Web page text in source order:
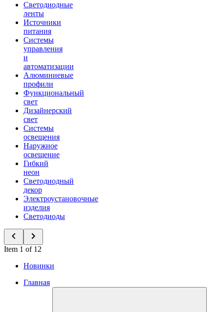
Светодиодные
ленты
Источники
питания
Системы
управления
и
автоматизации
Алюминиевые
профили
Функциональный
свет
Дизайнерский
свет
Системы
освещения
Наружное
освещение
Гибкий
неон
Светодиодный
декор
Электроустановочные
изделия
Светодиоды
Item 1 of 12
Новинки
Главная